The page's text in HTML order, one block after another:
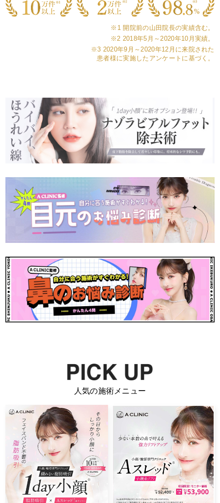
※1 開院前の山田院長の実績含む。
※2 2018年5月～2020年10月実績。
※3 2020年9月～2020年12月に来院された
患者様に実施したアンケートに基づく。
人気の施術メニュー